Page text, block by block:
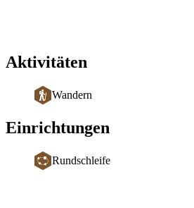
Aktivitäten
Wandern
Einrichtungen
Rundschleife